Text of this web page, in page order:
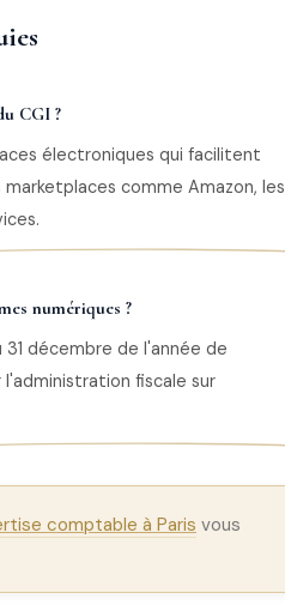
CGI ?
électroniques qui facilitent
comme Amazon, les
numériques ?
décembre de l'année de
fiscale sur
comptable à Paris vous